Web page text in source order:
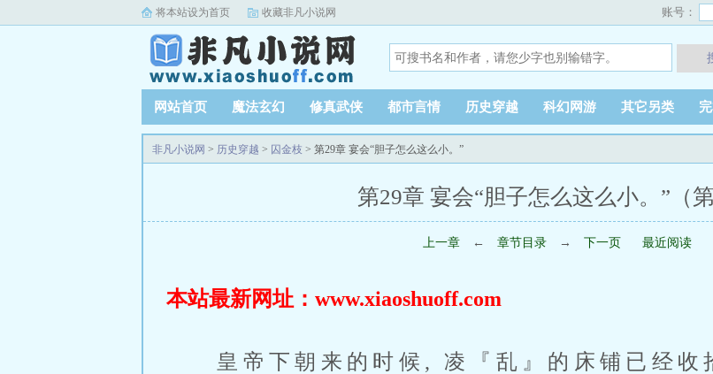
将本站设为首页 收藏非凡小说网 账号：
网站首页 魔法玄幻 修真武侠 都市言情 历史穿越 科幻网游 其它另类
非凡小说网 > 历史穿越 > 囚金枝 > 第29章 宴会“胆子怎么这么小。”
第29章 宴会“胆子怎么这么小。”（
上一章 ← 章节目录 → 下一页 最近阅读
本站最新网址：www.xiaoshuoff.com
皇帝下朝来的时候, 凌『乱』的床铺已经收